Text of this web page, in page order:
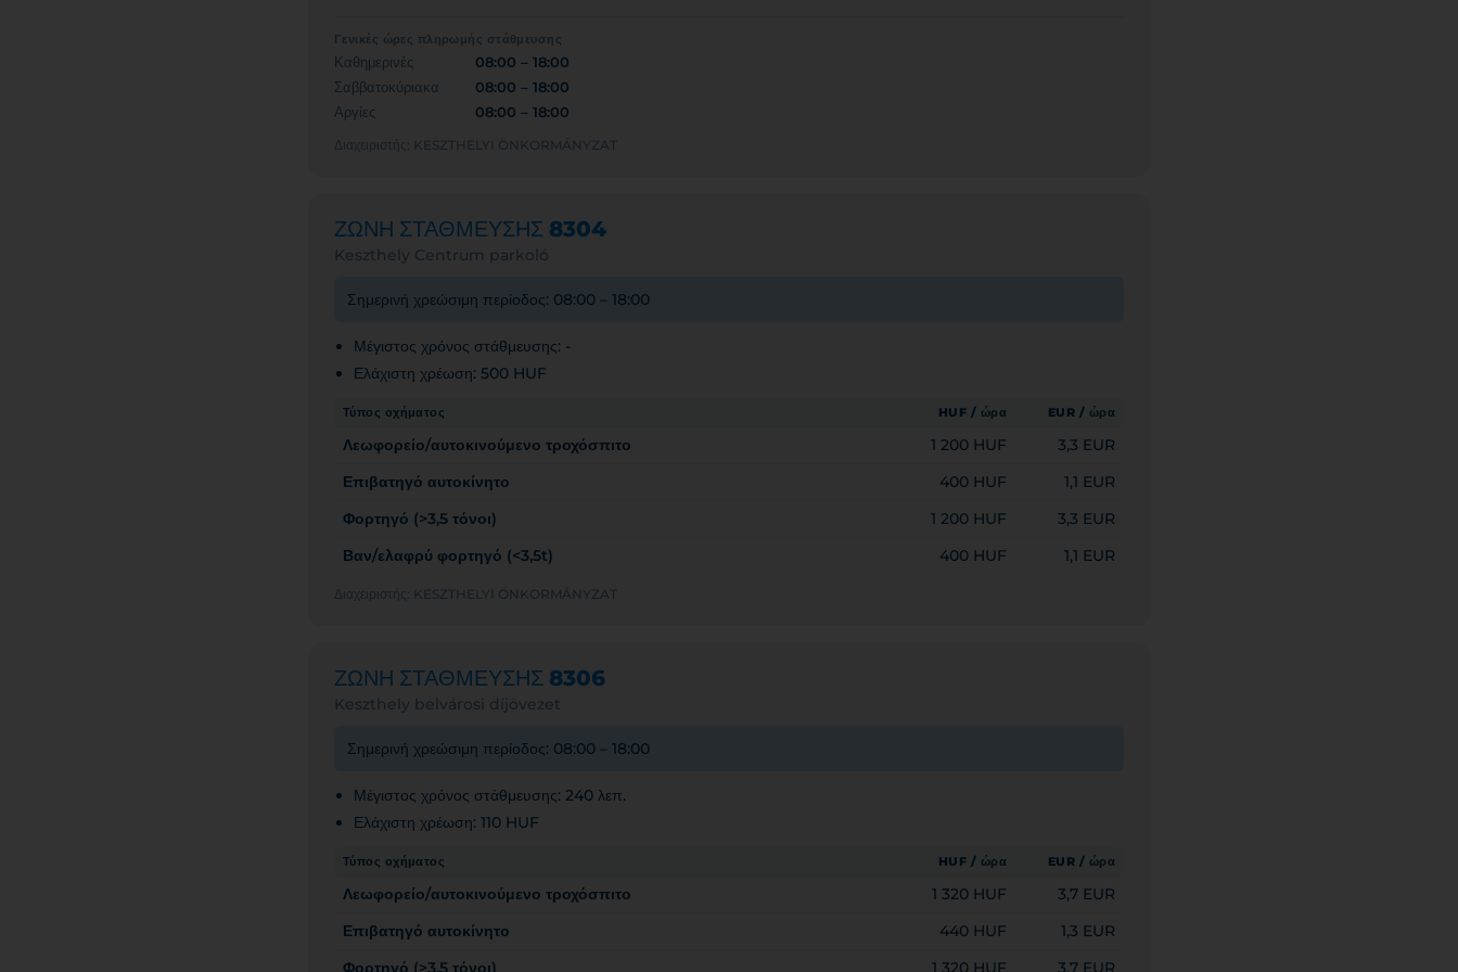
Γενικές ώρες πληρωμής στάθμευσης
Καθημερινές
08:00 – 18:00
Σαββατοκύριακα
08:00 – 18:00
Αργίες
08:00 – 18:00
Διαχειριστής: KESZTHELYI ÖNKORMÁNYZAT
ΖΩΝΗ ΣΤΑΘΜΕΥΣΗΣ 8304
Keszthely Centrum parkoló
Σημερινή χρεώσιμη περίοδος: 08:00 – 18:00
Μέγιστος χρόνος στάθμευσης: -
Ελάχιστη χρέωση: 500 HUF
Τύπος οχήματος HUF / ώρα EUR / ώρα
Λεωφορείο/αυτοκινούμενο τροχόσπιτο 1 200 HUF
3,3 EUR
Επιβατηγό αυτοκίνητο
400 HUF
1,1 EUR
Φορτηγό (>3,5 τόνοι)
1 200 HUF
3,3 EUR
Βαν/ελαφρύ φορτηγό (<3,5t)
400 HUF 1,1 EUR
Διαχειριστής: KESZTHELYI ÖNKORMÁNYZAT
ΖΩΝΗ ΣΤΑΘΜΕΥΣΗΣ 8306
Keszthely belvárosi díjövezet
Σημερινή χρεώσιμη περίοδος: 08:00 – 18:00
Μέγιστος χρόνος στάθμευσης: 240 λεπ.
Ελάχιστη χρέωση: 110 HUF
Τύπος οχήματος HUF / ώρα EUR / ώρα
Λεωφορείο/αυτοκινούμενο τροχόσπιτο 1 320 HUF
3,7 EUR
Επιβατηγό αυτοκίνητο
440 HUF
1,3 EUR
Φορτηγό (>3,5 τόνοι)
1 320 HUF 3,7 EUR